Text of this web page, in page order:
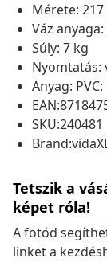
Mérete: 217
Váz
Súly: 7 kg
Nyomtatás:
Anyag: PVC:
SKU:240481
Tetszik a
képet róla!
A fotód
linket a